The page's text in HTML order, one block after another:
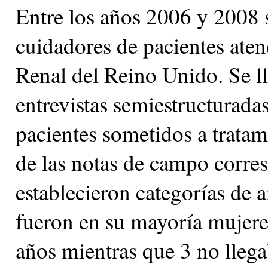
Entre los años 2006 y 2008
cuidadores de pacientes
Renal del Reino Unido. Se
entrevistas
pacientes sometidos a
de las notas de campo
establecieron categorías de
fueron en su mayoría
años mientras que 3 no